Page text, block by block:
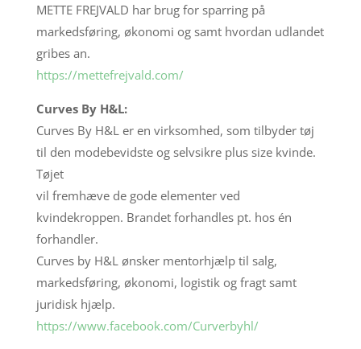
METTE FREJVALD har brug for sparring på
markedsføring, økonomi og samt hvordan udlandet
gribes an.
https://mettefrejvald.com/
Curves By H&L:
Curves By H&L er en virksomhed, som tilbyder tøj
til den modebevidste og selvsikre plus size kvinde.
Tøjet
vil fremhæve de gode elementer ved
kvindekroppen. Brandet forhandles pt. hos én
forhandler.
Curves by H&L ønsker mentorhjælp til salg,
markedsføring, økonomi, logistik og fragt samt
juridisk hjælp.
https://www.facebook.com/Curverbyhl/